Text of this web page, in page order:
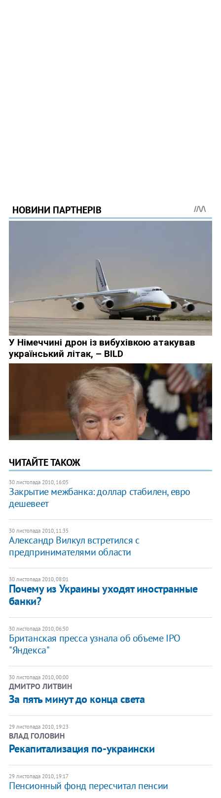
ЧИТАЙТЕ ТАКОЖ
30 листопада 2010, 16:05
Закрытие межбанка: доллар стабилен, евро
дешевеет
30 листопада 2010, 11:35
Александр Вилкул встретился с
предпринимателями области
30 листопада 2010, 08:01
Почему из Украины уходят иностранные
банки?
30 листопада 2010, 06:50
Британская пресса узнала об объеме IPO
"Яндекса"
30 листопада 2010, 00:00
ДМИТРО ЛИТВИН
​За пять минут до конца света
29 листопада 2010, 19:23
ВЛАД ГОЛОВИН
Рекапитализация по-украински
29 листопада 2010, 19:17
​Пенсионный фонд пересчитал пенсии